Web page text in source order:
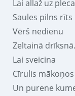
Lai allaž uz pleca
Saules pilns rīts
Vērš nedienu
Zeltainā drīksnā.
Lai sveicina
Cīrulis mākoņos
Un purene